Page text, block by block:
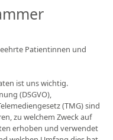
Patientinnen und
ist uns wichtig.
(DSGVO),
(TMG) sind
zu welchem Zweck auf
erhoben und verwendet